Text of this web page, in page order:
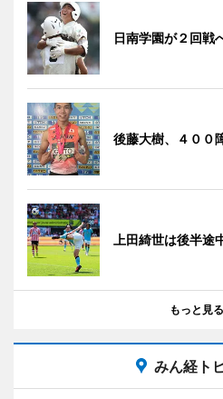
日南学園が２回
後藤大樹、４００
上田綺世は後半
もっと見る
みん経ト